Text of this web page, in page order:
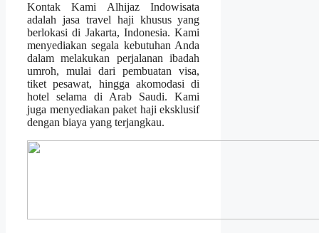
Kontak Kami Alhijaz Indowisata
adalah jasa travel haji khusus yang
berlokasi di Jakarta, Indonesia. Kami
menyediakan segala kebutuhan Anda
dalam melakukan perjalanan ibadah
umroh, mulai dari pembuatan visa,
tiket pesawat, hingga akomodasi di
hotel selama di Arab Saudi. Kami
juga menyediakan paket haji eksklusif
dengan biaya yang terjangkau.